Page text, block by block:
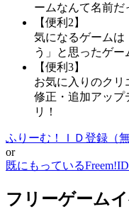
ームなんて名前だ
【便利2】
気になるゲームは
う」と思ったゲー
【便利3】
お気に入りのク
修正・追加アップ
リ！
ふりーむ！ＩＤ登録（無
or
既にもっている
フリーゲーム